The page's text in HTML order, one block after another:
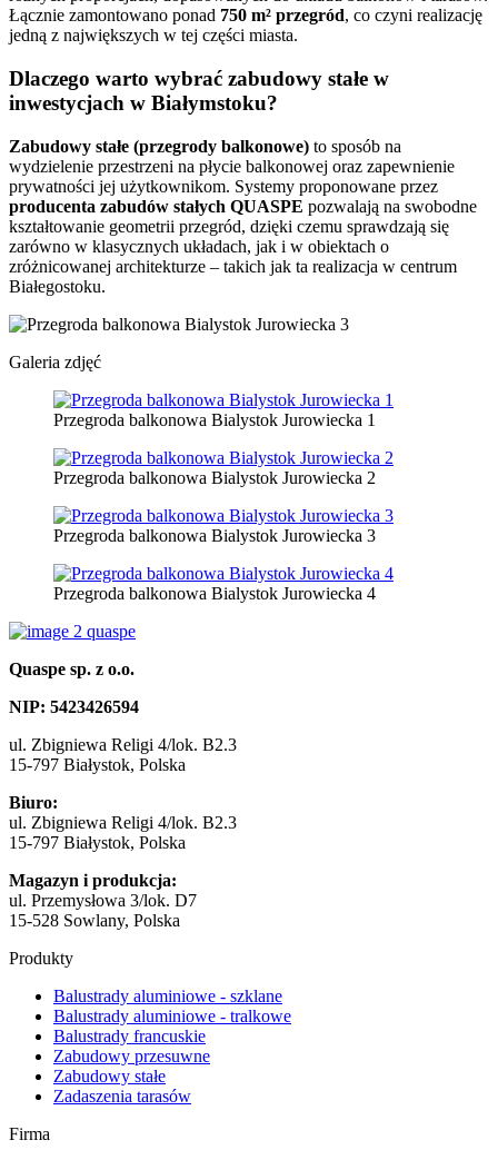
Łącznie zamontowano ponad 750 m² przegród, co czyni realizację
jedną z największych w tej części miasta.
Dlaczego warto wybrać zabudowy stałe w
inwestycjach w Białymstoku?
Zabudowy stałe (przegrody balkonowe) to sposób na
wydzielenie przestrzeni na płycie balkonowej oraz zapewnienie
prywatności jej użytkownikom. Systemy proponowane przez
producenta zabudów stałych QUASPE pozwalają na swobodne
kształtowanie geometrii przegród, dzięki czemu sprawdzają się
zarówno w klasycznych układach, jak i w obiektach o
zróżnicowanej architekturze – takich jak ta realizacja w centrum
Białegostoku.
Galeria zdjęć
Przegroda balkonowa Bialystok Jurowiecka 1
Przegroda balkonowa Bialystok Jurowiecka 2
Przegroda balkonowa Bialystok Jurowiecka 3
Przegroda balkonowa Bialystok Jurowiecka 4
Quaspe sp. z o.o.
NIP: 5423​4265​94
ul. Zbigniewa Religi 4/lok. B2.3
15-797 Białystok, Polska
Biuro:
ul. Zbigniewa Religi 4/lok. B2.3
15-797 Białystok, Polska
Magazyn i produkcja:
ul. Przemysłowa 3/lok. D7
15-528 Sowlany, Polska
Produkty
Balustrady aluminiowe - szklane
Balustrady aluminiowe - tralkowe
Balustrady francuskie
Zabudowy przesuwne
Zabudowy stałe
Zadaszenia tarasów
Firma